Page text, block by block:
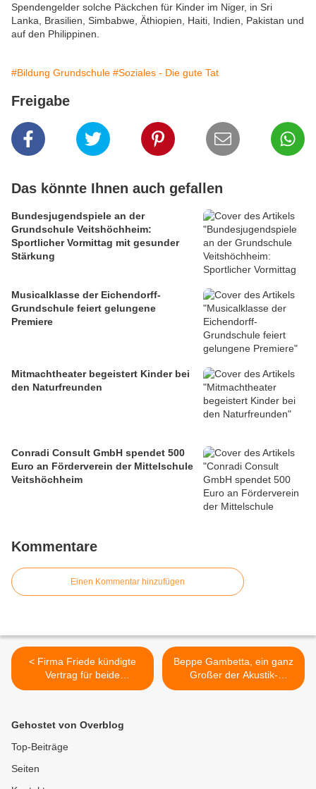
Spendengelder solche Päckchen für Kinder im Niger, in Sri
Lanka, Brasilien, Simbabwe, Äthiopien, Haiti, Indien, Pakistan und
auf den Philippinen.
#Bildung Grundschule #Soziales - Die gute Tat
Freigabe
Das könnte Ihnen auch gefallen
Bundesjugendspiele an der
Grundschule Veitshöchheim:
Sportlicher Vormittag mit gesunder
Stärkung
Musicalklasse der Eichendorff-
Grundschule feiert gelungene
Premiere
Mitmachtheater begeistert Kinder bei
den Naturfreunden
Conradi Consult GmbH spendet 500
Euro an Förderverein der Mittelschule
Veitshöchheim
Kommentare
Einen Kommentar hinzufügen
< Firma Friede kündigte
Vertrag für beide
Veitshöchheimer Friedhöfe
Gemeinderat erhöhte
Gebühren für Leichenhaus,
Leichenraum und Kühlzelle
Beppe Gambetta, ein ganz
Großer der Akustik-
Gitarren-Szene faszinierte
Gehostet von Overblog
Top-Beiträge
Seiten